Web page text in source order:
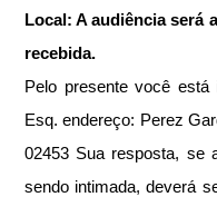
Local: A audiência será
recebida.
Pelo presente você está
Esq. endereço: Perez
02453 Sua resposta, se
sendo intimada, deverá